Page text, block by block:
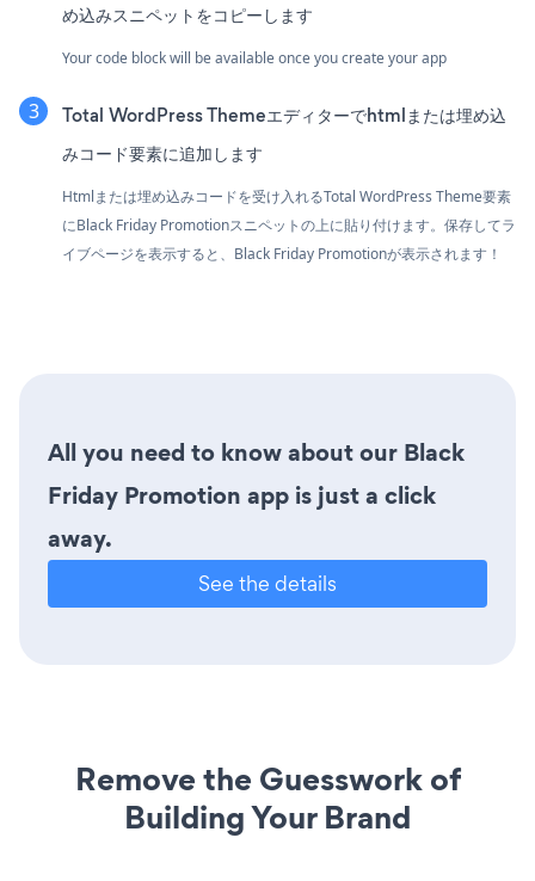
め込みスニペットをコピーします
Your code block will be available once you create your app
Total WordPress Themeエディターでhtmlまたは埋め込
みコード要素に追加します
Htmlまたは埋め込みコードを受け入れるTotal WordPress Theme要素
にBlack Friday Promotionスニペットの上に貼り付けます。保存してラ
イブページを表示すると、Black Friday Promotionが表示されます！
All you need to know about our Black
Friday Promotion app is just a click
away.
See the details
Remove the Guesswork of
Building Your Brand